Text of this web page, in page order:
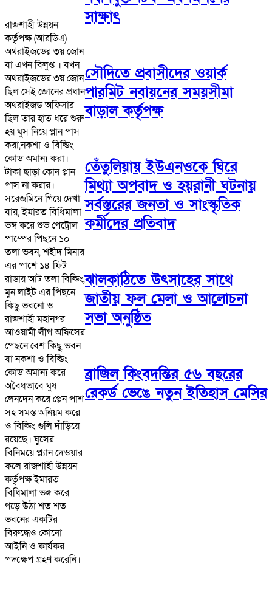
রাজশাহী উন্নয়ন
কর্তৃপক্ষ (আরডিএ)
অথরাইজডের ৩য় জোন
যা এখন বিলুপ্ত ‌। যখন
অথরাইজডের ৩য় জোন
ছিল সেই জোনের প্রধান
অথরাইজড অফিসার
ছিল তার হাত ধরে শুরু
হয় ঘুস নিয়ে প্লান পাস
করা,নকশা ও বিল্ডিং
কোড অমান্য করা।
টাকা ছাড়া কোন প্লান
পাস না করার।
সরেজমিনে গিয়ে দেখা
যায়, ইমারত বিধিমালা
ভঙ্গ করে শুভ পেট্রোল
পাম্পের পিছনে ১০
তলা ভবন, শহীদ মিনার
এর পাশে ১৪ ফিট
রাস্তায় আট তলা বিল্ডিং,
মুন লাইট এর পিছনে
কিছু ভবনো ও
রাজশাহী মহানগর
আওয়ামী লীগ অফিসের
পেছনে বেশ কিছু ভবন
যা নকশা ও বিল্ডিং
কোড অমান্য করে
অবৈধভাবে ঘুষ
লেনদেন করে প্লেন পাশ
সহ সমস্ত অনিয়ম করে
ও বিল্ডিং গুলি দাঁড়িয়ে
রয়েছে। ঘুসের
বিনিময়ে প্ল্যান দেওয়ার
ফলে রাজশাহী উন্নয়ন
কর্তৃপক্ষ ইমারত
বিধিমালা ভঙ্গ করে
গড়ে উঠা শত শত
ভবনের একটির
বিরুদ্ধেও কোনো
আইনি ও কার্যকর
পদক্ষেপ গ্রহণ করেনি।
সাক্ষাৎ
সৌদিতে প্রবাসীদের ওয়ার্ক
পারমিট নবায়নের সময়সীমা
বাড়াল কর্তৃপক্ষ
তেঁতুলিয়ায় ইউএনওকে ঘিরে
মিথ্যা অপবাদ ও হয়রানী ঘটনায়
সর্বস্তরের জনতা ও সাংস্কৃতিক
কর্মীদের প্রতিবাদ
ঝালকাঠিতে উৎসাহের সাথে
জাতীয় ফল মেলা ও আলোচনা
সভা অনুষ্ঠিত
ব্রাজিল কিংবদন্তির ৫৬ বছরের
রেকর্ড ভেঙে নতুন ইতিহাস মেসির